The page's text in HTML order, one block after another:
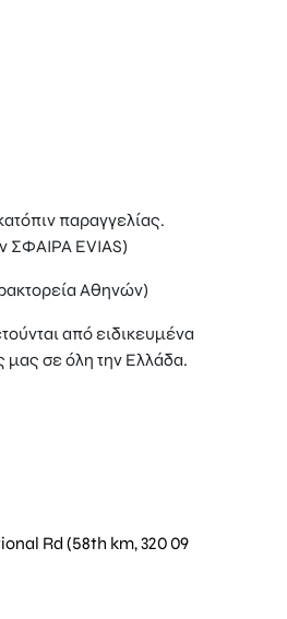
παραγγελίας.
ΣΦΑΙΡΑ EVIAS)
Αθηνών)
από ειδικευμένα
μας σε όλη την Ελλάδα.
Rd (58th km, 320 09